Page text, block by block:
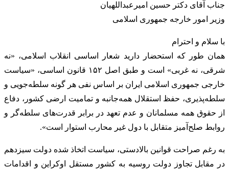
جناب آقای دکتر حسین امیرعبداللهیان
وزیر امور خارجه جمهوری اسلامی
با سلام و احترام
همان طور که استحضار دارید شعار اساسی انقلاب اسلامی، «نه
شرقی، نه غربی» است و طبق اصل ۱۵۲ قانون اساسی، «سیاست
خارجی جمهوری اسلامی ایران بر اساس نفی هر گونه سلطه‌جویی و
سلطه‌پذیری، حفظ استقلال همه‌جانبه و تمامیت ارضی کشور، دفاع
از حقوق همه مسلمانان و عدم تعهد در برابر قدرت‌های سلطه‌گر و
روابط صلح‌آمیز متقابل با دول غیر محارب استوار است».
به رغم صراحت قوانین بالادستی، سیاست اتخاذ شده دولت سیزدهم
در مقابل تجاوز دولت روسیه به کشور مستقل اوکراین و اقدامات